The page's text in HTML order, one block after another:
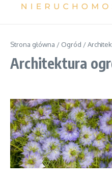
Strona główna / Ogród /
Architektura